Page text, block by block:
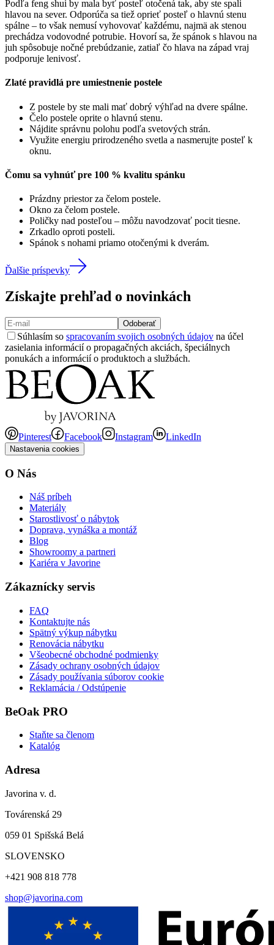
Podľa feng shui by mala byť posteľ otočená tak, aby ste spali
hlavou na sever. Odporúča sa tiež oprieť posteľ o hlavnú stenu
spálne – to však nemusí vyhovovať každému, najmä ak stenou
prechádza vodovodné potrubie. Hovorí sa, že spánok s hlavou na
juh spôsobuje nočné prebúdzanie, zatiaľ čo hlava na západ vraj
podporuje lenivosť.
Zlaté pravidlá pre umiestnenie postele
Z postele by ste mali mať dobrý výhľad na dvere spálne.
Čelo postele oprite o hlavnú stenu.
Nájdite správnu polohu podľa svetových strán.
Využite energiu prirodzeného svetla a nasmerujte posteľ k
oknu.
Čomu sa vyhnúť pre 100 % kvalitu spánku
Prázdny priestor za čelom postele.
Okno za čelom postele.
Poličky nad posteľou – môžu navodzovať pocit tiesne.
Zrkadlo oproti posteli.
Spánok s nohami priamo otočenými k dverám.
Ďalšie príspevky
Získajte prehľad o novinkách
Odoberať
Súhlasím so spracovaním svojich osobných údajov na účel
zasielania informácií o propagačných akciách, špeciálnych
ponukách a informácií o produktoch a službách.
Pinterest Facebook Instagram LinkedIn
Nastavenia cookies
O Nás
Náš príbeh
Materiály
Starostlivosť o nábytok
Doprava, vynáška a montáž
Blog
Showroomy a partneri
Kariéra v Javorine
Zákaznícky servis
FAQ
Kontaktujte nás
Spätný výkup nábytku
Renovácia nábytku
Všeobecné obchodné podmienky
Zásady ochrany osobných údajov
Zásady používania súborov cookie
Reklamácia / Odstúpenie
BeOak PRO
Staňte sa členom
Katalóg
Adresa
Javorina v. d.
Továrenská 29
059 01 Spišská Belá
SLOVENSKO
+421 908 818 778
shop@javorina.com